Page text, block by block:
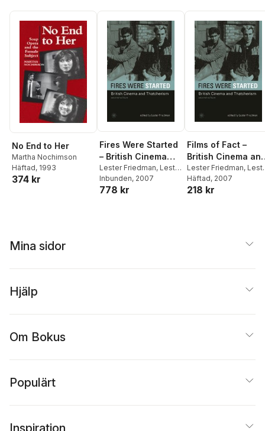
No End to Her
Martha Nochimson
Häftad, 1993
374 kr
Fires Were Started
– British Cinema
and Thatcherism
2e
Lester Friedman, Lester
Friedman
Inbunden, 2007
778 kr
Films of Fact –
British Cinema
Thatcherism
Lester Friedman,
Friedman
Häftad, 2007
218 kr
Mina sidor
Hjälp
Om Bokus
Populärt
Inspiration